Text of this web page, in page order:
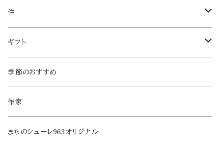
服飾雑貨
服飾小物／その他
菓子
飲みもの
麺類・麺
調味料・オイル
乾物・だし
住
日用品
本・音楽
家具・インテリア
アロマ・フレグランス
ギフト
ラッピング
季節のおすすめ
作家
まちのシューレ963オリジナル